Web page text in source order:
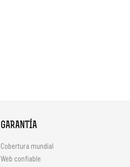
GARANTÍA
Cobertura mundial
Web confiable